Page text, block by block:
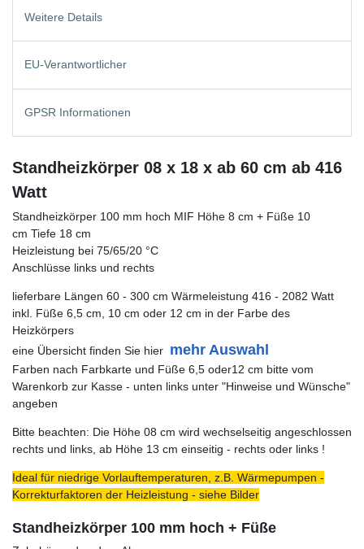
Weitere Details
EU-Verantwortlicher
GPSR Informationen
Standheizkörper 08 x 18 x ab 60 cm ab 416
Watt
Standheizkörper 100 mm hoch MIF Höhe 8 cm + Füße 10
cm Tiefe 18 cm
Heizleistung bei 75/65/20 °C
Anschlüsse links und rechts
lieferbare Längen 60 - 300 cm Wärmeleistung 416 - 2082 Watt
inkl. Füße 6,5 cm, 10 cm oder 12 cm in der Farbe des
Heizkörpers
eine Übersicht finden Sie hier mehr Auswahl
Farben nach Farbkarte und Füße 6,5 oder12 cm bitte vom
Warenkorb zur Kasse - unten links unter "Hinweise und Wünsche"
angeben
Bitte beachten: Die Höhe 08 cm wird wechselseitig angeschlossen
rechts und links, ab Höhe 13 cm einseitig - rechts oder links !
Ideal für niedrige Vorlauftemperaturen, z.B. Wärmepumpen -
Korrekturfaktoren der Heizleistung - siehe Bilder
Standheizkörper 100 mm hoch + Füße